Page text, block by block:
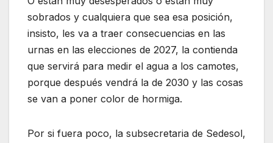
sobrados y cualquiera que sea esa posición,
insisto, les va a traer consecuencias en las
urnas en las elecciones de 2027, la contienda
que servirá para medir el agua a los camotes,
porque después vendrá la de 2030 y las cosas
se van a poner color de hormiga.
Por si fuera poco, la subsecretaria de Sedesol,